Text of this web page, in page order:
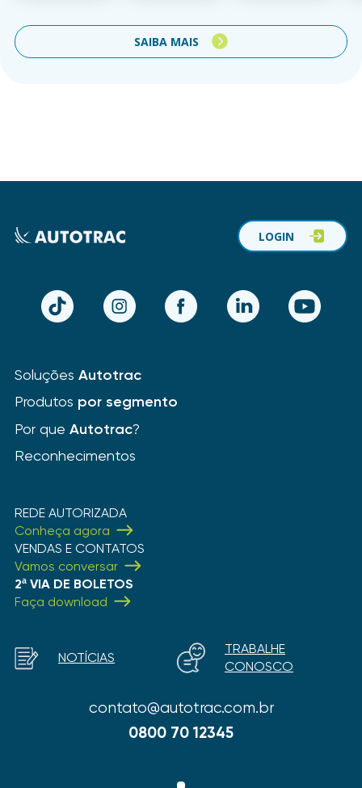
SAIBA MAIS
TikTok Instagram Facebook LinkedIn YouTube
LOGIN
Soluções Autotrac
Produtos por segmento
Por que Autotrac?
Reconhecimentos
REDE AUTORIZADA
Conheça agora
VENDAS E CONTATOS
Vamos conversar
2ª VIA DE BOLETOS
Faça download
contato@autotrac.com.br
0800 70 12345
NOTÍCIAS
TRABALHE
CONOSCO